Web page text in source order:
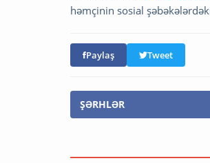
həmçinin sosial
Paylaş Tweet
ŞƏRHLƏR